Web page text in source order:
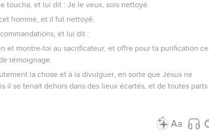
toucha, et lui dit : Je le veux, sois nettoyé.
homme, et il fut nettoyé.
et lui dit :
et montre-toi au sacrificateur, et offre pour ta purification ce
témoignage.
la chose et à la divulguer, en sorte que Jésus ne
il se tenait dehors dans des lieux écartés, et de toutes parts